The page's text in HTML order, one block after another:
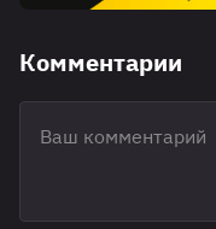
Комментарии